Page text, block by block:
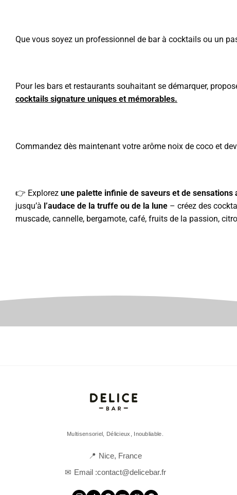
Que vous soyez un professionnel de bar à cocktails ou un
Pour les bars et restaurants souhaitant se démarquer,
cocktails signature uniques et mémorables.
Commandez dès maintenant votre arôme noix de coco et
👉 Explorez une palette infinie de saveurs et de sensations
jusqu’à l’audace de la truffe ou de la lune – créez des
muscade, cannelle, bergamote, café, fruits de la passion,
Multisensoriel, Délicieux, Inoubliable.
Nice, France
Email :contact@delicebar.fr